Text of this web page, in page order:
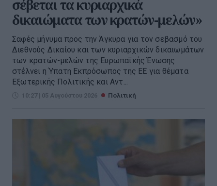
σέβεται τα κυριαρχικά
δικαιώματα των κρατών-μελών»
Σαφές μήνυμα προς την Άγκυρα για τον σεβασμό του
Διεθνούς Δικαίου και των κυριαρχικών δικαιωμάτων
των κρατών-μελών της Ευρωπαϊκής Ένωσης
στέλνει η Ύπατη Εκπρόσωπος της ΕΕ για θέματα
Εξωτερικής Πολιτικής και Αντ...
10:27 | 05 Αυγούστου 2026 Πολιτική